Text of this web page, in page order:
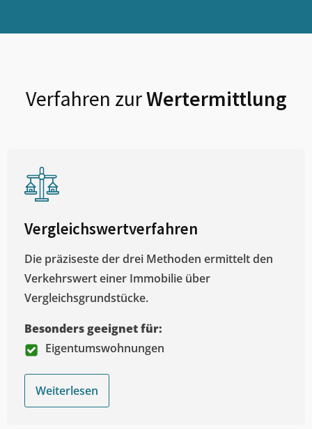
Verfahren zurWertermittlung
Vergleichswertverfahren
Die präziseste der drei Methoden ermittelt den
Verkehrswert einer Immobilie über
Vergleichsgrundstücke.
Besonders geeignet für:
Eigentumswohnungen
Weiterlesen